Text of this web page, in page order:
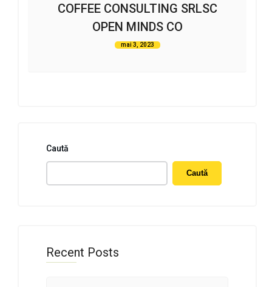
COFFEE CONSULTING SRLSC
OPEN MINDS CO
mai 3, 2023
Caută
Caută
Recent Posts